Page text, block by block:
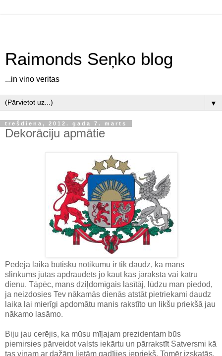
Raimonds Seņko blog
...in vino veritas
▼
trešdiena, 2012. gada 7. marts
Dekorāciju apmātie
Pēdējā laikā būtisku notikumu ir tik daudz, ka mans
slinkums jūtas apdraudēts jo kaut kas jāraksta vai katru
dienu. Tāpēc, mans dziļdomīgais lasītāj, lūdzu man piedod,
ja neizdosies Tev nākamās dienās atstāt pietriekami daudz
laika lai mierīgi apdomātu manis rakstīto un likšu priekšā jau
nākamo lasāmo.
Biju jau cerējis, ka mūsu mīļajam prezidentam būs
piemirsies pārveidot valsts iekārtu un pārrakstīt Satversmi kā
tas viņam ar dažām lietām gadījies iepriekš. Tomēr izskatās,